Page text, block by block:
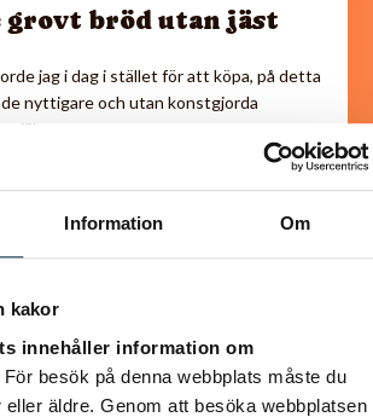
Information Om
kakor
innehåller information om
För besök på denna webbplats måste du
äldre. Genom att besöka webbplatsen
bröd utan jäst
jag i dag i stället för att köpa, på detta
nyttigare och utan konstgjorda
själv…